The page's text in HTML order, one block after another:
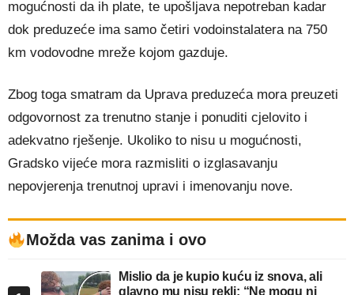
mogućnosti da ih plate, te upošljava nepotreban kadar
dok preduzeće ima samo četiri vodoinstalatera na 750
km vodovodne mreže kojom gazduje.
Zbog toga smatram da Uprava preduzeća mora preuzeti
odgovornost za trenutno stanje i ponuditi cjelovito i
adekvatno rješenje. Ukoliko to nisu u mogućnosti,
Gradsko vijeće mora razmisliti o izglasavanju
nepovjerenja trenutnoj upravi i imenovanju nove.
Možda vas zanima i ovo
Mislio da je kupio kuću iz snova, ali
glavno mu nisu rekli: “Ne mogu ni